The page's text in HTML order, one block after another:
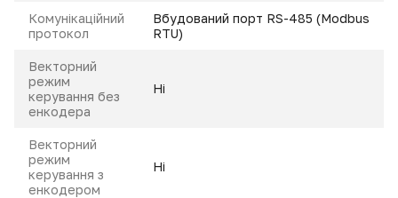
Комунікаційний
протокол
Вбудований порт RS-485 (Modbus
RTU)
Векторний
режим
керування без
енкодера
Ні
Векторний
режим
керування з
енкодером
Ні